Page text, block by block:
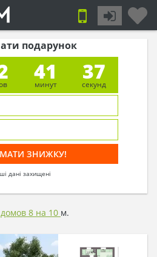
подарунок
41
минут
36
секунд
дані захищені
8 на 10 м.